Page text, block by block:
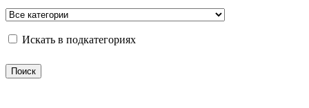
Искать в подкатегориях